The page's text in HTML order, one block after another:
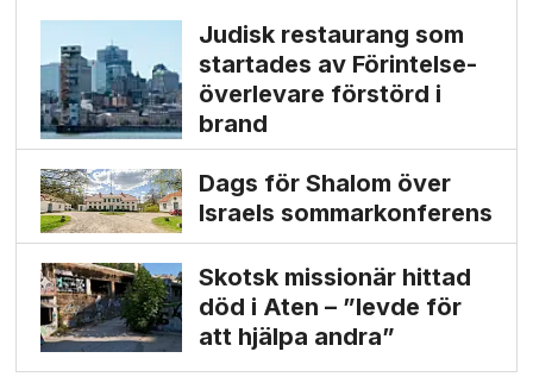
Judisk restaurang som
startades av Förintelse­
överlevare förstörd i
brand
Dags för Shalom över
Israels sommarkonferens
Skotsk missionär hittad
död i Aten – ”levde för
att hjälpa andra”